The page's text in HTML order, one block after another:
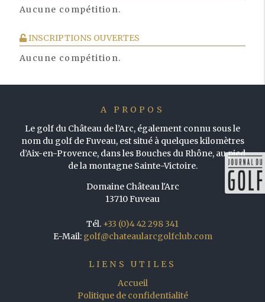
Aucune compétition.
INSCRIPTIONS OUVERTES
Aucune compétition.
A PROPOS
Le golf du Château de l’Arc, également connu sous le
nom du golf de Fuveau, est situé à quelques kilomètres
d’Aix-en-Provence, dans les Bouches du Rhône, au pied
de la montagne Sainte-Victoire.
Domaine Château l'Arc
13710 Fuveau
Tél. +33 (0)4 42 298 341
E-Mail: golf@chateaularcgolfclub.com
LIENS UTILES
Accueil
Politique de confidentialité